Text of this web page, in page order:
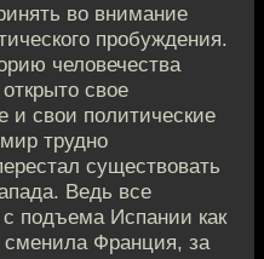
во внимание
пробуждения.
человечества
свое
и свои политические
трудно
существовать
Ведь все
подъема Испании как
Франция, за